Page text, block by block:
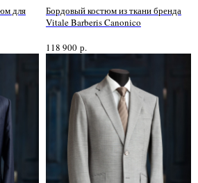
для
Бордовый костюм из ткани бренда
Vitale Barberis Canonico
118 900 р.